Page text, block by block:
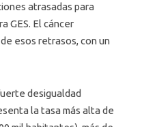
atrasadas para
GES. El cáncer
esos retrasos, con un
desigualdad
la tasa más alta de